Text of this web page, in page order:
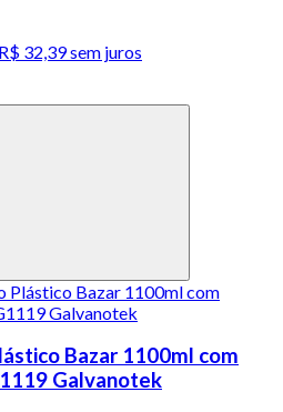
32,39 sem juros
Bazar 1100ml com
Galvanotek